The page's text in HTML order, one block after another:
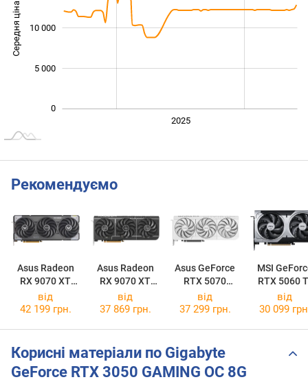
Середня ціна 10 000
0
10 000
5 000
2025
Рекомендуємо
Asus Radeon
RX 9070 XT
TUF Gaming
OC 16GB
Asus Radeon
RX 9070 XT
Prime OC 16GB
Asus GeForce
RTX 5070
Prime OC White
MSI
RTX 5060
16G
2X OC
від
42 199 грн.
від
37 869 грн.
від
37 299 грн.
від
30 099
Корисні матеріали по Gigabyte
GeForce RTX 3050 GAMING OC 8G